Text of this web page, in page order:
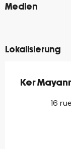
Medien
©
©
Lokalisierung
Ker
16